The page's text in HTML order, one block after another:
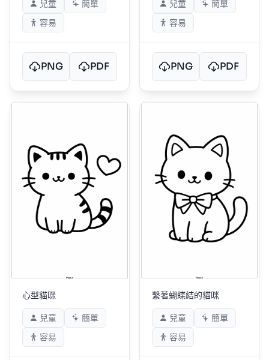
兒童
簡單
容易
PNG PDF
兒童
簡單
容易
PNG PDF
心型貓咪
兒童
簡單
容易
繫著蝴蝶結的貓咪
兒童
簡單
容易